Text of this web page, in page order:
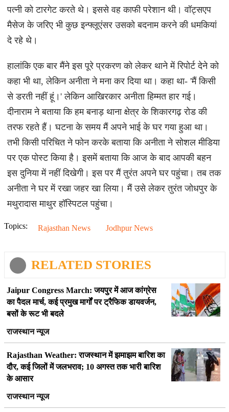
पत्नी को टारगेट करते थे। इससे वह काफी परेशान थी। वॉट्सएप
मैसेज के जरिए भी कुछ इन्फ्लूएंसर उसको बदनाम करने की धमकियां
दे रहे थे।
हालांकि एक बार मैंने इस पूरे प्रकरण को लेकर थाने में रिपोर्ट देने को
कहा भी था, लेकिन अनीता ने मना कर दिया था। कहा था- 'मैं किसी
से डरती नहीं हूं।' लेकिन आखिरकार अनीता हिम्मत हार गई।
दीनाराम ने बताया कि हम बनाड़ थाना क्षेत्र के शिकारगढ़ रोड की
तरफ रहते हैं। घटना के समय मैं अपने भाई के घर गया हुआ था।
तभी किसी परिचित ने फोन करके बताया कि अनीता ने सोशल मीडिया
पर एक पोस्ट किया है। इसमें बताया कि आज के बाद आपकी बहन
इस दुनिया में नहीं दिखेगी। इस पर मैं तुरंत अपने घर पहुंचा। तब तक
अनीता ने घर में रखा जहर खा लिया। मैं उसे लेकर तुरंत जोधपुर के
मथुरादास माथुर हॉस्पिटल पहुंचा।
Topics: Rajasthan News Jodhpur News
RELATED STORIES
Jaipur Congress March: जयपुर में आज कांग्रेस
का पैदल मार्च, कई प्रमुख मार्गों पर ट्रैफिक डायवर्जन,
बसों के रूट भी बदले
राजस्थान न्यूज
Rajasthan Weather: राजस्थान में झमाझम बारिश का
दौर, कई जिलों में जलभराव; 10 अगस्त तक भारी बारिश
के आसार
राजस्थान न्यूज